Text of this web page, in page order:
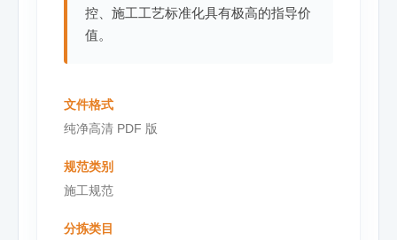
控、施工工艺标准化具有极高的指导价
值。
文件格式
纯净高清 PDF 版
规范类别
施工规范
分拣类目